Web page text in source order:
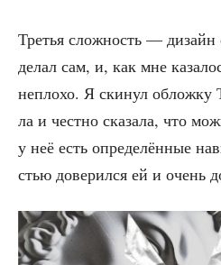
Тре­тья слож­ность —
делал сам, и, как мне
непло­хо. Я ски­нул облож­ку
ла и чест­но ска­за­ла, что
у неё есть опре­де­лён­ные
стью дове­рил­ся ей и очень